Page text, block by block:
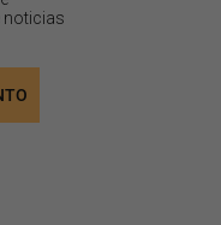
noticias